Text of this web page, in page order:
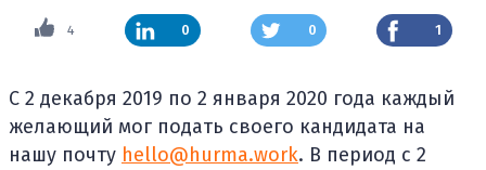
4 0 0 1
С 2 декабря 2019 по 2 января 2020 года каждый
желающий мог подать своего кандидата на
нашу почту hello@hurma.work. В период с 2